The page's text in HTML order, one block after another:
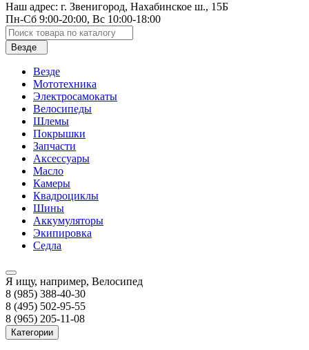
Наш адрес: г. Звенигород, Нахабинское ш., 15Б
Пн-Сб 9:00-20:00, Вс 10:00-18:00
Везде
Везде
Мототехника
Электросамокаты
Велосипеды
Шлемы
Покрышки
Запчасти
Аксессуары
Масло
Камеры
Квадроциклы
Шины
Аккумуляторы
Экипировка
Седла
Я ищу, например, Велосипед
8 (985) 388-40-30
8 (495) 502-95-55
8 (965) 205-11-08
Категории